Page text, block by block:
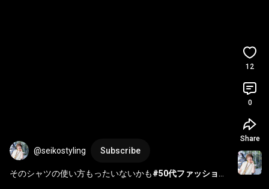
@seikostyling Subscribe
そのシャツの使い方もったいないかも#50代ファッション
12
0
Share